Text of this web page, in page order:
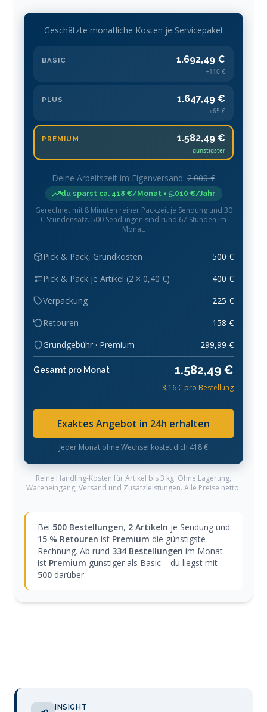
Geschätzte monatliche Kosten je Servicepaket
BASIC 1.692,49 €
+110 €
PLUS 1.647,49 €
+65 €
PREMIUM 1.582,49 €
günstigster
Deine Arbeitszeit im Eigenversand: 2.000 €
du sparst ca. 418 €/Monat = 5.010 €/Jahr
Gerechnet mit 8 Minuten reiner Packzeit je Sendung und 30
€ Stundensatz. 500 Sendungen sind rund 67 Stunden im
Monat.
Pick & Pack, Grundkosten
500 €
Pick & Pack je Artikel (2 × 0,40 €)
400 €
Verpackung
225 €
Retouren
158 €
Grundgebühr · Premium
299,99 €
Gesamt pro Monat 1.582,49 €
3,16 € pro Bestellung
Exaktes Angebot in 24h erhalten
Jeder Monat ohne Wechsel kostet dich 418 €
Reine Handling-Kosten für Artikel bis 3 kg. Ohne Lagerung,
Wareneingang, Versand und Zusatzleistungen. Alle Preise netto.
Bei 500 Bestellungen, 2 Artikeln je Sendung und
15 % Retouren ist Premium die günstigste
Rechnung. Ab rund 334 Bestellungen im Monat
ist Premium günstiger als Basic – du liegst mit
500 darüber.
INSIGHT